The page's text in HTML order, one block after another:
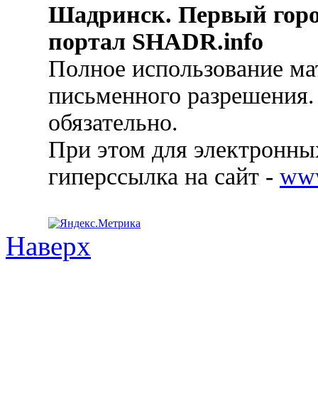
Шадринск. Первый
портал SHADR.info
Полное использование
письменного
обязательно.
При этом для
гиперссылка на сайт -
Наверх